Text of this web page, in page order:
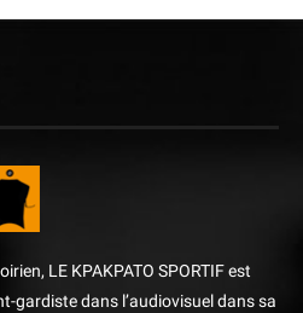
LE KPAKPATO SPORTIF est
gardiste dans l’audiovisuel dans sa